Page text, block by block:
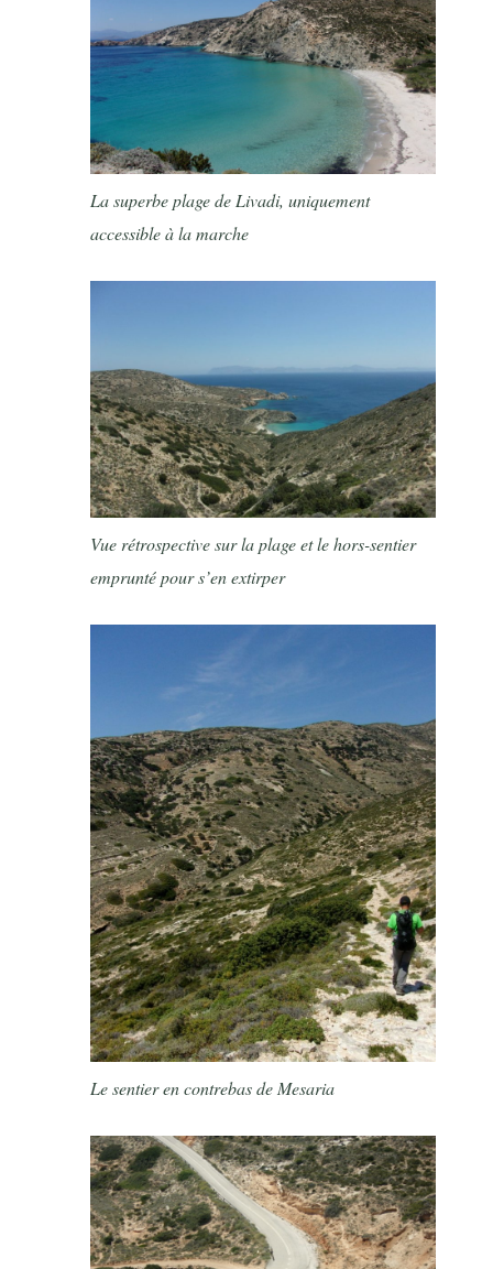
La superbe plage de Livadi, uniquement
accessible à la marche
Vue rétrospective sur la plage et le hors-sentier
emprunté pour s’en extirper
Le sentier en contrebas de Mesaria